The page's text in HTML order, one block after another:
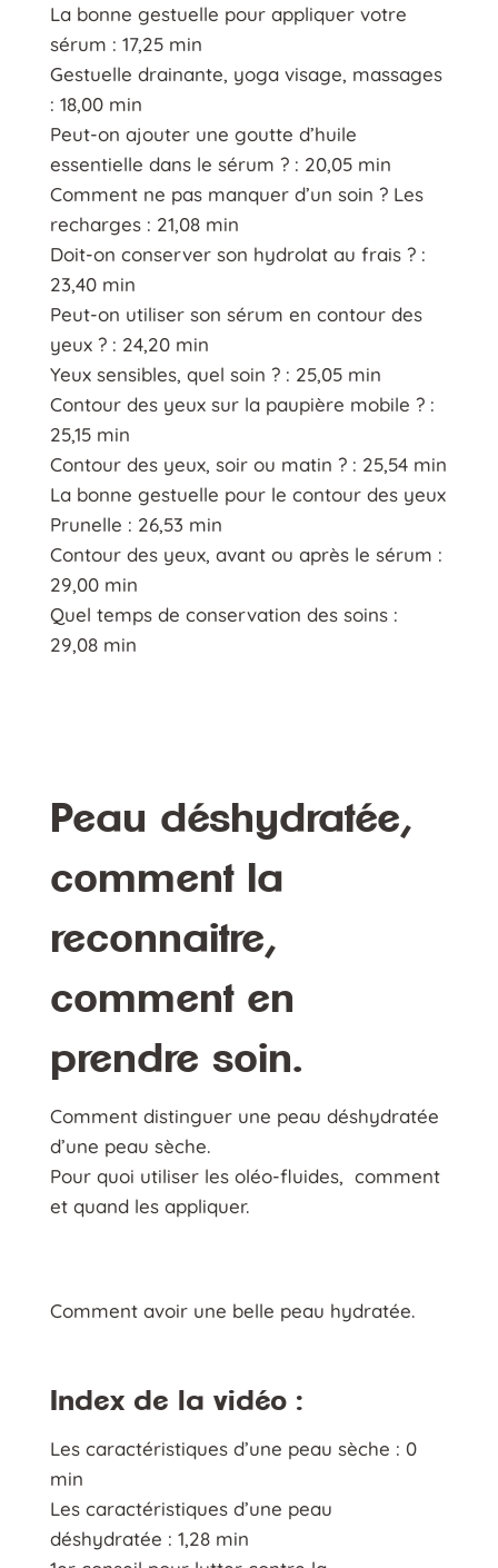
La bonne gestuelle pour appliquer votre
sérum : 17,25 min
Gestuelle drainante, yoga visage, massages
: 18,00 min
Peut-on ajouter une goutte d’huile
essentielle dans le sérum ? : 20,05 min
Comment ne pas manquer d’un soin ? Les
recharges : 21,08 min
Doit-on conserver son hydrolat au frais ? :
23,40 min
Peut-on utiliser son sérum en contour des
yeux ? : 24,20 min
Yeux sensibles, quel soin ? : 25,05 min
Contour des yeux sur la paupière mobile ? :
25,15 min
Contour des yeux, soir ou matin ? : 25,54 min
La bonne gestuelle pour le contour des yeux
Prunelle : 26,53 min
Contour des yeux, avant ou après le sérum :
29,00 min
Quel temps de conservation des soins :
29,08 min
Peau déshydratée,
comment la
reconnaitre,
comment en
prendre soin.
Comment distinguer une peau déshydratée
d’une peau sèche.
Pour quoi utiliser les oléo-fluides, comment
et quand les appliquer.
Comment avoir une belle peau hydratée.
Index de la vidéo :
Les caractéristiques d’une peau sèche : 0
min
Les caractéristiques d’une peau
déshydratée : 1,28 min